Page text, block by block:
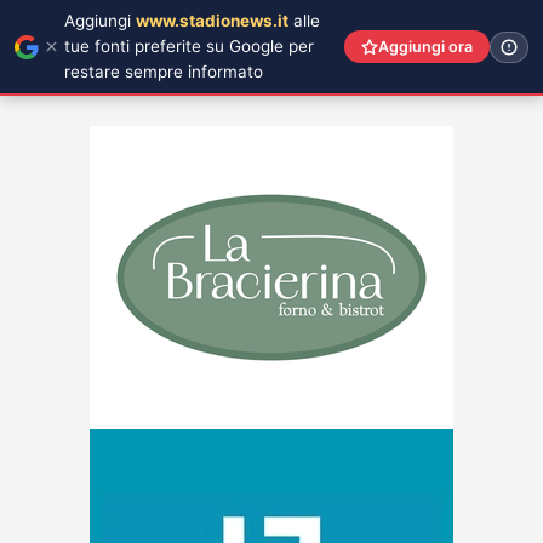
Aggiungi www.stadionews.it alle
tue fonti preferite su Google per
restare sempre informato
Aggiungi ora